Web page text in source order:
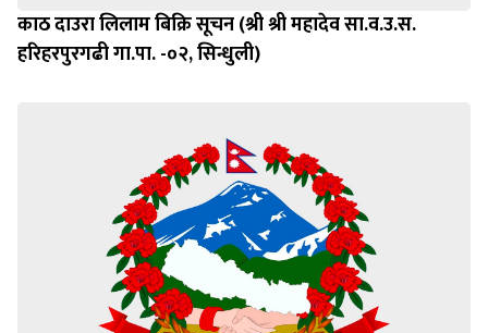
काठ दाउरा लिलाम बिक्रि सूचन (श्री श्री महादेव सा.व.उ.स.
हरिहरपुरगढी गा.पा. -०२, सिन्धुली)